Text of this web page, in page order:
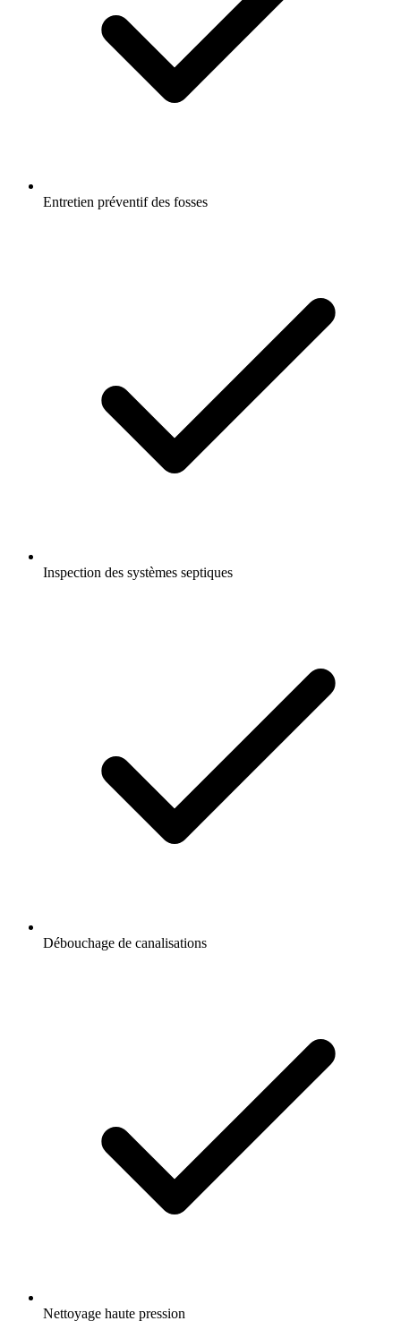
Entretien préventif des fosses
Inspection des systèmes septiques
Débouchage de canalisations
Nettoyage haute pression